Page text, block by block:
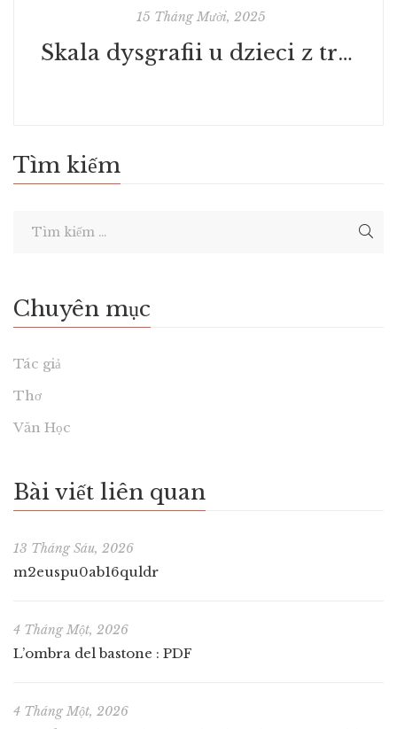
15 Tháng Mười, 2025
Skala dysgrafii u dzieci z trudnościami w pisaniu i bez takich trudności - Read PDF
Tìm kiếm
Chuyên mục
Tác giả
Thơ
Văn Học
Bài viết liên quan
13 Tháng Sáu, 2026
m2euspu0ab16quldr
4 Tháng Một, 2026
L’ombra del bastone : PDF
4 Tháng Một, 2026